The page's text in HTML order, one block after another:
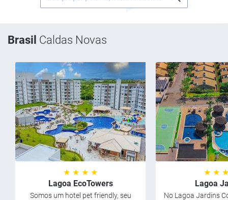
Brasil Caldas Novas
★ ★ ★ ★
Lagoa EcoTowers
Somos um hotel pet friendly, seu
★ ★
Lagoa
No Lagoa Jardins